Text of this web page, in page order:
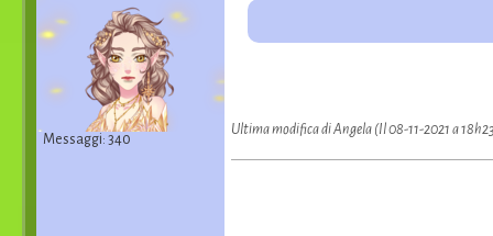
Messaggi: 340
Ultima modifica di Angela (Il 08-11-2021 a